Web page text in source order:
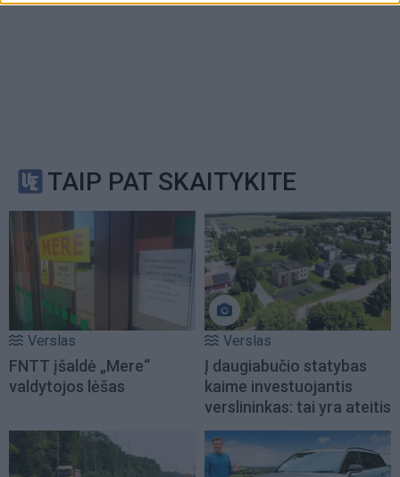
TAIP PAT SKAITYKITE
Verslas
FNTT įšaldė „Mere“
valdytojos lėšas
Verslas
Į daugiabučio statybas
kaime investuojantis
verslininkas: tai yra ateitis